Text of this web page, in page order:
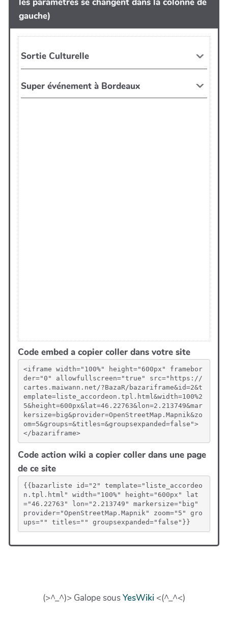
gauche)
Code embed a copier coller dans votre site
<iframe width="100%" height="600px" framebor
der="0" allowfullscreen="true" src="https://
cartes.maiwann.net/?BazaR/bazariframe&id=2&t
emplate=liste_accordeon.tpl.html&width=100%2
5&height=600px&lat=46.22763&lon=2.213749&mar
kersize=big&provider=OpenStreetMap.Mapnik&zo
om=5&groups=&titles=&groupsexpanded=false">
</bazariframe>
Code action wiki a copier coller dans une page
de ce site
{{bazarliste id="2" template="liste_accordeo
n.tpl.html" width="100%" height="600px" lat
="46.22763" lon="2.213749" markersize="big"
provider="OpenStreetMap.Mapnik" zoom="5" gro
ups="" titles="" groupsexpanded="false"}}
(>^_^)> Galope sousYesWiki <(^_^<)